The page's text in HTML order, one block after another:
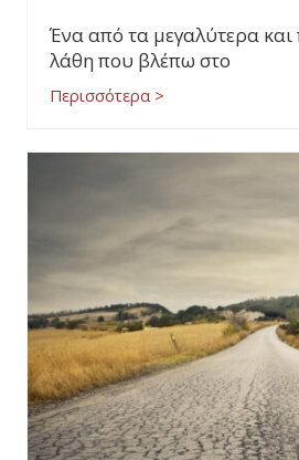
Ένα από τα μεγαλύτερα και
λάθη που βλέπω στο
Περισσότερα >